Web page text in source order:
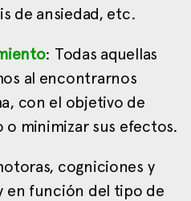
de ansiedad, etc.
: Todas aquellas
al encontrarnos
con el objetivo de
minimizar sus efectos.
cogniciones y
en función del tipo de